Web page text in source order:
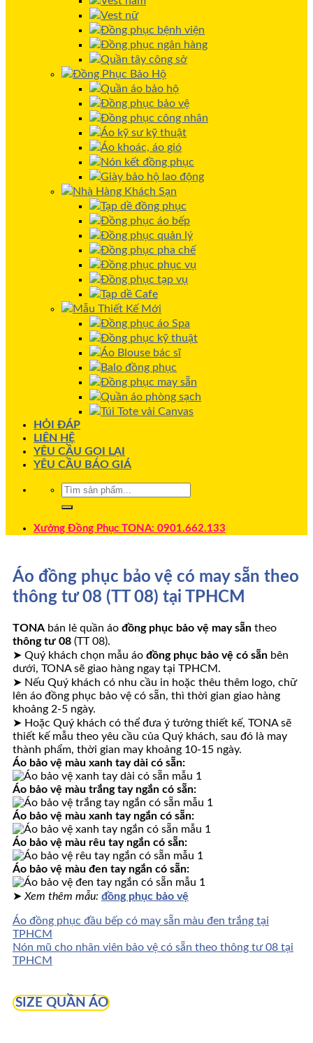
Vest nữ
Đồng phục bệnh viện
Đồng phục ngân hàng
Quần tây công sở
Đồng Phục Bảo Hộ
Quần áo bảo hộ
Đồng phục bảo vệ
Đồng phục công nhân
Áo kỹ sư kỹ thuật
Áo khoác, áo gió
Nón kết đồng phục
Giày bảo hộ lao động
Nhà Hàng Khách Sạn
Tạp dề đồng phục
Đồng phục áo bếp
Đồng phục quản lý
Đồng phục pha chế
Đồng phục phục vụ
Đồng phục tạp vụ
Tạp dề Cafe
Mẫu Thiết Kế Mới
Đồng phục áo Spa
Đồng phục kỹ thuật
Áo Blouse bác sĩ
Balo đồng phục
Đồng phục may sẵn
Quần áo phòng sạch
Túi Tote vải Canvas
HỎI ĐÁP
LIÊN HỆ
YÊU CẦU GỌI LẠI
YÊU CẦU BÁO GIÁ
Xưởng Đồng Phục TONA: 0901.662.133
Áo đồng phục bảo vệ có may sẵn theo
thông tư 08 (TT 08) tại TPHCM
TONA bán lẻ quần áo đồng phục bảo vệ may sẵn theo
thông tư 08 (TT 08).
➤ Quý khách chọn mẫu áo đồng phục bảo vệ có sẵn bên
dưới, TONA sẽ giao hàng ngay tại TPHCM.
➤ Nếu Quý khách có nhu cầu in hoặc thêu thêm logo, chữ
lên áo đồng phục bảo vệ có sẵn, thì thời gian giao hàng
khoảng 2-5 ngày.
➤ Hoặc Quý khách có thể đưa ý tưởng thiết kế, TONA sẽ
thiết kế mẫu theo yêu cầu của Quý khách, sau đó là may
thành phẩm, thời gian may khoảng 10-15 ngày.
Áo bảo vệ màu xanh tay dài có sẵn:
Áo bảo vệ màu trắng tay ngắn có sẵn:
Áo bảo vệ màu xanh tay ngắn có sẵn:
Áo bảo vệ màu rêu tay ngắn có sẵn:
Áo bảo vệ màu đen tay ngắn có sẵn:
➤ Xem thêm mẫu: đồng phục bảo vệ
Áo đồng phục đầu bếp có may sẵn màu đen trắng tại
TPHCM
Nón mũ cho nhân viên bảo vệ có sẵn theo thông tư 08 tại
TPHCM
SIZE QUẦN ÁO